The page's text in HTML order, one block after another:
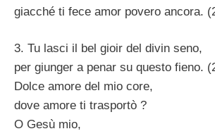
giacché ti fece amor povero ancora.
3. Tu lasci il bel gioir del divin seno,
per giunger a penar su questo fieno.
Dolce amore del mio core,
dove amore ti trasportò ?
O Gesù mio,